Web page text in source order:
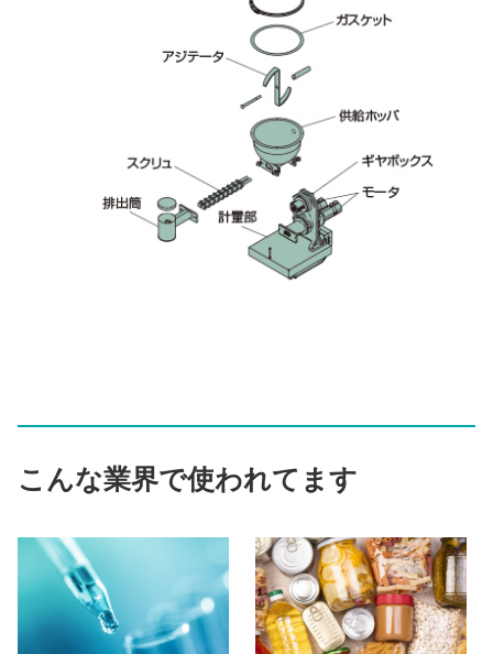
こんな業界で使われてます